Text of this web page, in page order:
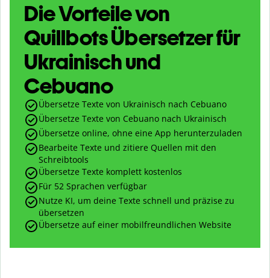
Die Vorteile von
Quillbots Übersetzer für
Ukrainisch und
Cebuano
Übersetze Texte von Ukrainisch nach Cebuano
Übersetze Texte von Cebuano nach Ukrainisch
Übersetze online, ohne eine App herunterzuladen
Bearbeite Texte und zitiere Quellen mit den
Schreibtools
Übersetze Texte komplett kostenlos
Für 52 Sprachen verfügbar
Nutze KI, um deine Texte schnell und präzise zu
übersetzen
Übersetze auf einer mobilfreundlichen Website